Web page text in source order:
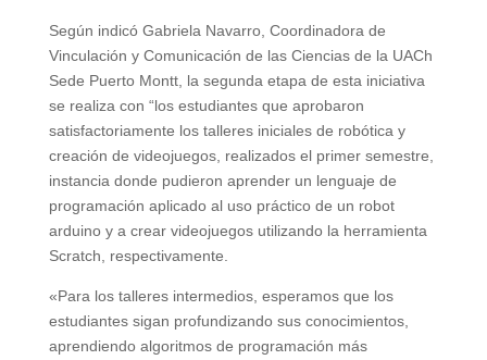
Según indicó Gabriela Navarro, Coordinadora de
Vinculación y Comunicación de las Ciencias de la UACh
Sede Puerto Montt, la segunda etapa de esta iniciativa
se realiza con “los estudiantes que aprobaron
satisfactoriamente los talleres iniciales de robótica y
creación de videojuegos, realizados el primer semestre,
instancia donde pudieron aprender un lenguaje de
programación aplicado al uso práctico de un robot
arduino y a crear videojuegos utilizando la herramienta
Scratch, respectivamente.
«Para los talleres intermedios, esperamos que los
estudiantes sigan profundizando sus conocimientos,
aprendiendo algoritmos de programación más